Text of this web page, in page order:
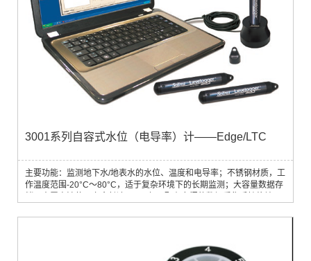
3001系列自容式水位（电导率）计——Edge/LTC
主要功能：监测地下水/地表水的水位、温度和电导率；不锈钢材质，工
作温度范围-20°C～80°C，适于复杂环境下的长期监测；大容量数据存